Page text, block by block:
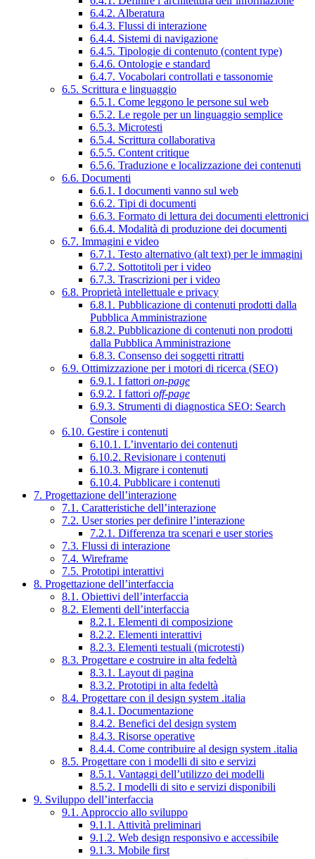
6.4.2. Alberatura
6.4.3. Flussi di interazione
6.4.4. Sistemi di navigazione
6.4.5. Tipologie di contenuto (content type)
6.4.6. Ontologie e standard
6.4.7. Vocabolari controllati e tassonomie
6.5. Scrittura e linguaggio
6.5.1. Come leggono le persone sul web
6.5.2. Le regole per un linguaggio semplice
6.5.3. Microtesti
6.5.4. Scrittura collaborativa
6.5.5. Content critique
6.5.6. Traduzione e localizzazione dei contenuti
6.6. Documenti
6.6.1. I documenti vanno sul web
6.6.2. Tipi di documenti
6.6.3. Formato di lettura dei documenti elettronici
6.6.4. Modalità di produzione dei documenti
6.7. Immagini e video
6.7.1. Testo alternativo (alt text) per le immagini
6.7.2. Sottotitoli per i video
6.7.3. Trascrizioni per i video
6.8. Proprietà intellettuale e privacy
6.8.1. Pubblicazione di contenuti prodotti dalla
Pubblica Amministrazione
6.8.2. Pubblicazione di contenuti non prodotti
dalla Pubblica Amministrazione
6.8.3. Consenso dei soggetti ritratti
6.9. Ottimizzazione per i motori di ricerca (SEO)
6.9.1. I fattori on-page
6.9.2. I fattori off-page
6.9.3. Strumenti di diagnostica SEO: Search
Console
6.10. Gestire i contenuti
6.10.1. L’inventario dei contenuti
6.10.2. Revisionare i contenuti
6.10.3. Migrare i contenuti
6.10.4. Pubblicare i contenuti
7. Progettazione dell’interazione
7.1. Caratteristiche dell’interazione
7.2. User stories per definire l’interazione
7.2.1. Differenza tra scenari e user stories
7.3. Flussi di interazione
7.4. Wireframe
7.5. Prototipi interattivi
8. Progettazione dell’interfaccia
8.1. Obiettivi dell’interfaccia
8.2. Elementi dell’interfaccia
8.2.1. Elementi di composizione
8.2.2. Elementi interattivi
8.2.3. Elementi testuali (microtesti)
8.3. Progettare e costruire in alta fedeltà
8.3.1. Layout di pagina
8.3.2. Prototipi in alta fedeltà
8.4. Progettare con il design system .italia
8.4.1. Documentazione
8.4.2. Benefici del design system
8.4.3. Risorse operative
8.4.4. Come contribuire al design system .italia
8.5. Progettare con i modelli di sito e servizi
8.5.1. Vantaggi dell’utilizzo dei modelli
8.5.2. I modelli di sito e servizi disponibili
9. Sviluppo dell’interfaccia
9.1. Approccio allo sviluppo
9.1.1. Attività preliminari
9.1.2. Web design responsivo e accessibile
9.1.3. Mobile first